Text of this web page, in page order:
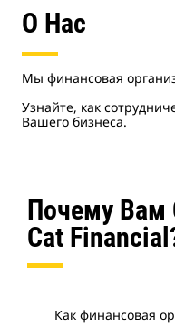
О Нас
Мы финансовая
Узнайте, как
Вашего бизнеса.
Почему Вам
Cat
Как финансовая